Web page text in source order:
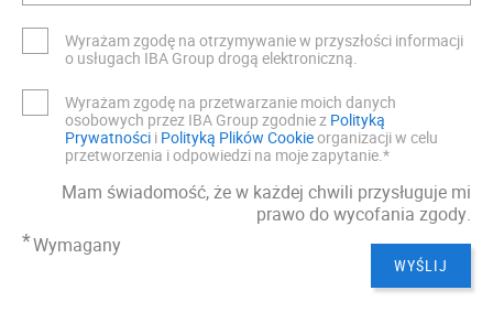
Wyrażam zgodę na otrzymywanie w przyszłości informacji
o usługach IBA Group drogą elektroniczną.
Wyrażam zgodę na przetwarzanie moich danych
osobowych przez IBA Group zgodnie z Polityką
Prywatności i Polityką Plików Cookieorganizacji w celu
przetworzenia i odpowiedzi na moje zapytanie.*
Mam świadomość, że w każdej chwili przysługuje mi
prawo do wycofania zgody.
*Wymagany